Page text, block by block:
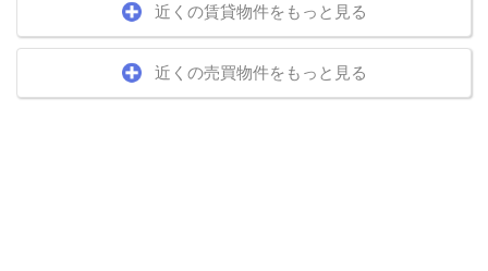
近くの賃貸物件をもっと見る
近くの売買物件をもっと見る